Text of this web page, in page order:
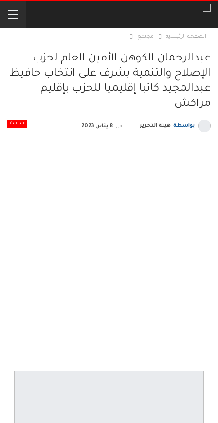
الصفحة الرئيسية مجتمع
عبدالرحمان الكوهن الأمين العام لحزب
الإصلاح والتنمية يشرف على انتخاب حافيظ
عبدالمجيد كاتبا إقليميا للحزب بإقليم
مراكش
سياسة بواسطة هيئة التحرير في 8 يناير, 2023